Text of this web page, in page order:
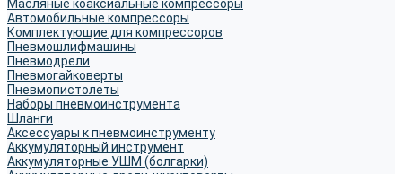
Масляные коаксиальные компрессоры
Автомобильные компрессоры
Комплектующие для компрессоров
Пневмошлифмашины
Пневмодрели
Пневмогайковерты
Пневмопистолеты
Наборы пневмоинструмента
Шланги
Аксессуары к пневмоинструменту
Аккумуляторный инструмент
Аккумуляторные УШМ (болгарки)